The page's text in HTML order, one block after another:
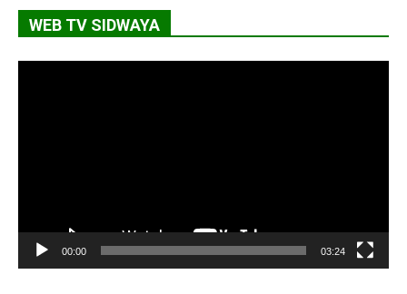
WEB TV SIDWAYA
00:00 03:24